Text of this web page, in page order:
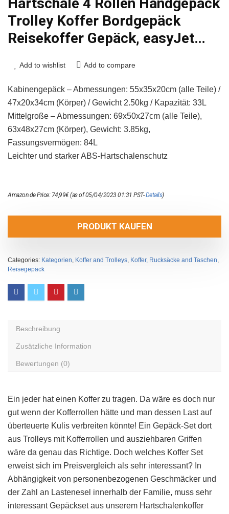
Hartschale 4 Rollen Handgepäck
Trolley Koffer Bordgepäck
Reisekoffer Gepäck, easyJet…
Add to wishlist Add to compare
Kabinengepäck – Abmessungen: 55x35x20cm (alle Teile) /
47x20x34cm (Körper) / Gewicht 2.50kg / Kapazität: 33L
Mittelgroße – Abmessungen: 69x50x27cm (alle Teile),
63x48x27cm (Körper), Gewicht: 3.85kg,
Fassungsvermögen: 84L
Leichter und starker ABS-Hartschalenschutz
Amazon.de Price: 74,99€(as of 05/04/2023 01:31 PST-Details)
PRODUKT KAUFEN
Categories: Kategorien, Koffer and Trolleys, Koffer, Rucksäcke and Taschen,
Reisegepäck
Beschreibung
Zusätzliche Information
Bewertungen (0)
Ein jeder hat einen Koffer zu tragen. Da wäre es doch nur
gut wenn der Kofferrollen hätte und man dessen Last auf
überteuerte Kulis verbreiten könnte! Ein Gepäck-Set dort
aus Trolleys mit Kofferrollen und ausziehbaren Griffen
wäre da genau das Richtige. Doch welches Koffer Set
erweist sich im Preisvergleich als sehr interessant? In
Abhängigkeit von personenbezogenen Geschmäcker und
der Zahl an Lastenesel innerhalb der Familie, muss sehr
interessant Gepäckset aus unserem Hartschalenkoffer